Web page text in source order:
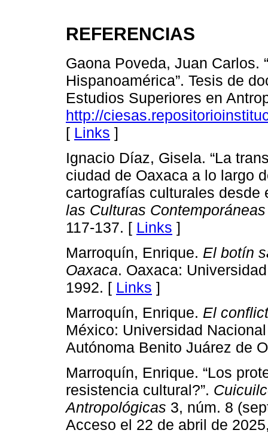
REFERENCIAS
Gaona Poveda, Juan Carlos.
Hispanoamérica”. Tesis de
Estudios Superiores en
http://
[ Links ]
Ignacio Díaz, Gisela. “La
ciudad de Oaxaca a lo largo
cartografías culturales desde
las Culturas Contemporáneas
117-137. [ Links ]
Marroquín, Enrique. El botín
Oaxaca. Oaxaca:
1992. [ Links ]
Marroquín, Enrique. El
México: Universidad
Autónoma Benito Juárez de
Marroquín, Enrique. “Los
resistencia cultural?”.
Antropológicas 3, núm. 8
Acceso el 22 de abril de